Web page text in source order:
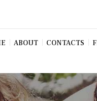
ABOUT CONTACTS